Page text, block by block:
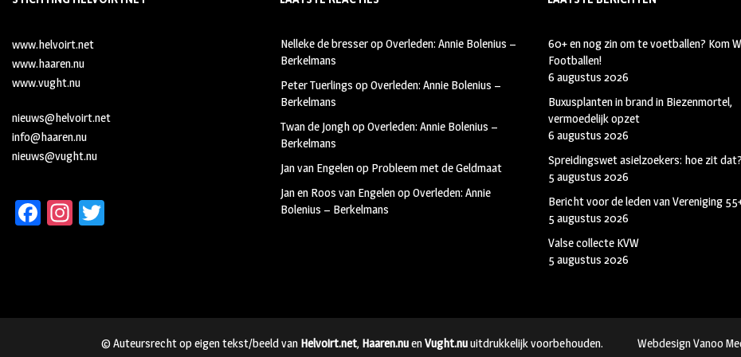
www.helvoirt.net
www.haaren.nu
www.vught.nu
nieuws@helvoirt.net
info@haaren.nu
nieuws@vught.nu
Fa
k
In
m
Nelleke de bresseropOverleden: Annie Bolenius –
Berkelmans
Peter Tuerlings opOverleden: Annie Bolenius –
Berkelmans
Twan de JonghopOverleden: Annie Bolenius –
Berkelmans
Jan van Engelenop Probleem met de Geldmaat
Jan en Roos van EngelenopOverleden: Annie
Bolenius – Berkelmans
60+ en nog zin om te voetballen? Kom
Footballen!
6 augustus 2026
Buxusplanten in brand in Biezenmortel,
vermoedelijk opzet
6 augustus 2026
Spreidingswet asielzoekers: hoe zit dat?
5 augustus 2026
Bericht voor de leden van Vereniging
5 augustus 2026
Valse collecte KVW
5 augustus 2026
© Auteursrecht op eigen tekst/beeld van Helvoirt.net, Haaren.nuenVught.nuuitdrukkelijk voorbehouden. Webdesign Vanoo